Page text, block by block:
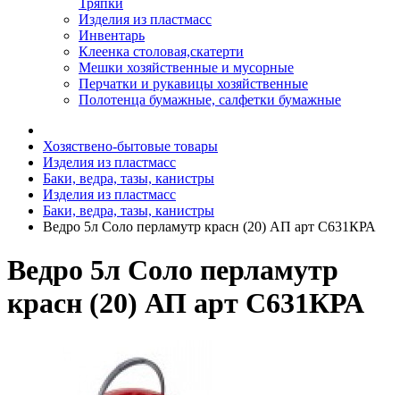
Тряпки
Изделия из пластмасс
Инвентарь
Клеенка столовая,скатерти
Мешки хозяйственные и мусорные
Перчатки и рукавицы хозяйственные
Полотенца бумажные, салфетки бумажные
Хозяствено-бытовые товары
Изделия из пластмасс
Баки, ведра, тазы, канистры
Изделия из пластмасс
Баки, ведра, тазы, канистры
Ведро 5л Соло перламутр красн (20) АП арт С631КРА
Ведро 5л Соло перламутр
красн (20) АП арт С631КРА